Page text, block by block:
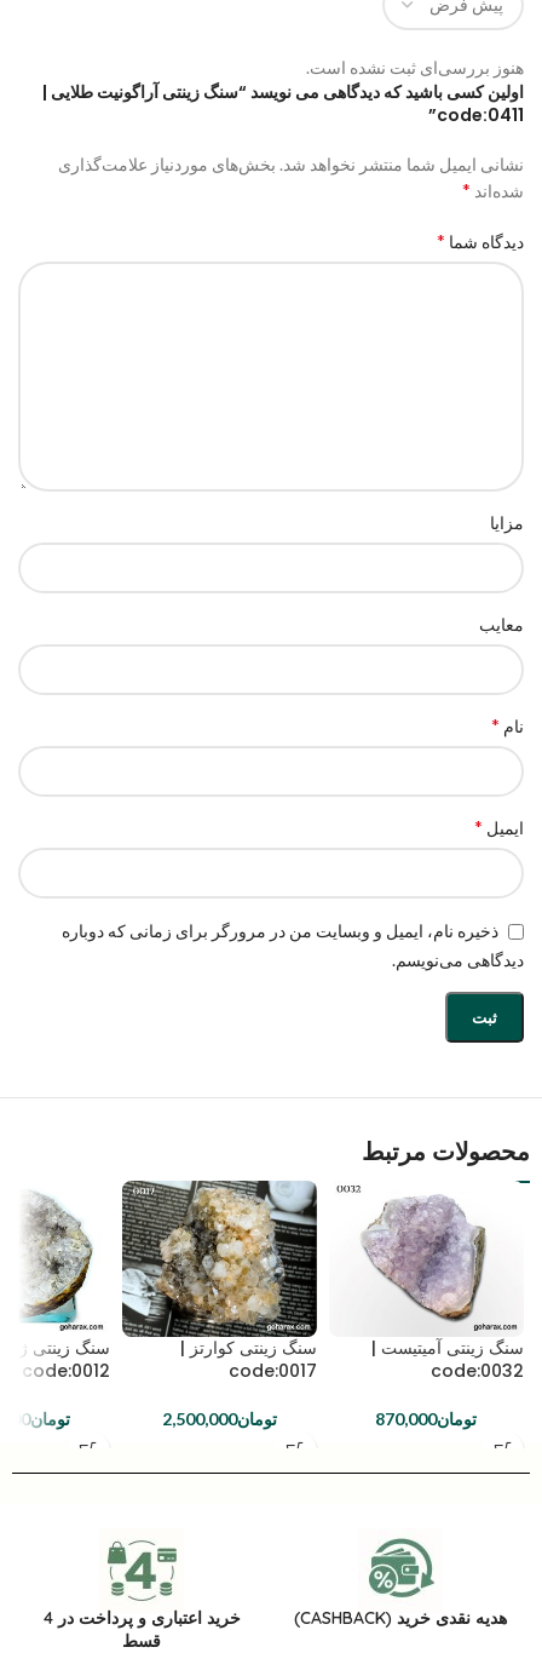
هنوز بررسی‌ای ثبت نشده است.
اولین کسی باشید که دیدگاهی می نویسد “سنگ زینتی آراگونیت طلایی |
code:0411”
نشانی ایمیل شما منتشر نخواهد شد. بخش‌های موردنیاز علامت‌گذاری
شده‌اند *
دیدگاه شما *
مزایا
معایب
نام *
ایمیل *
ذخیره نام، ایمیل و وبسایت من در مرورگر برای زمانی که دوباره
دیدگاهی می‌نویسم.
محصولات مرتبط
سنگ زینتی آمیتیست |
code:0032
تومان870,000
سنگ زینتی کوارتز |
code:0017
تومان2,500,000
سنگ زینتی
code:0012
تومان
هدیه نقدی خرید (CASHBACK)
خرید اعتباری و پرداخت در 4
قسط